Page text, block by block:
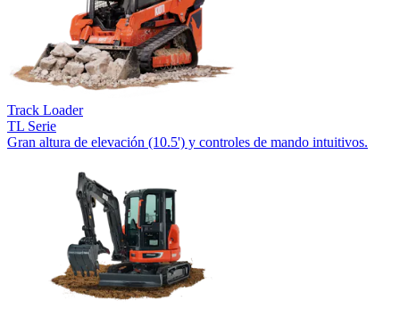
Track Loader
TL Serie
Gran altura de elevación (10.5') y controles de mando intuitivos.